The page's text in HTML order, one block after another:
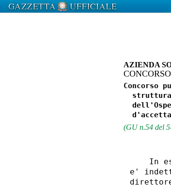
AZIENDA
CONCORSO
Concorso
(GU n.54 del
In
e'